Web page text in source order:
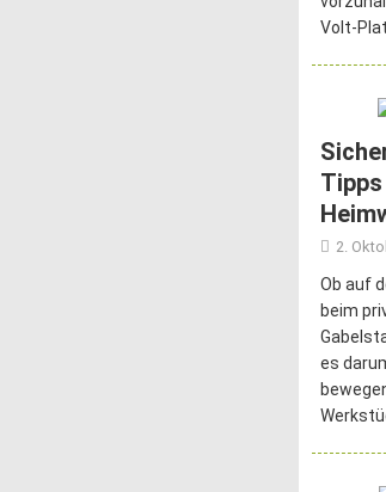
Volt-
2.
Ob auf
beim
es